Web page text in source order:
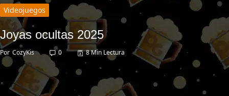
Videojuegos
Joyas ocultas 2025
Por CozyKis 0 8 Min Lectura